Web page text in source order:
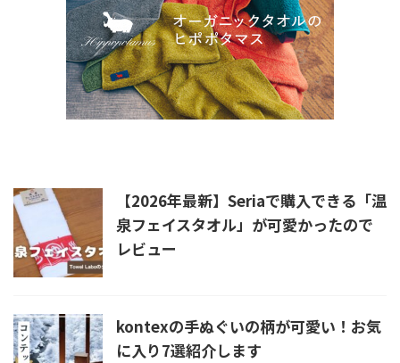
【2026年最新】Seriaで購入できる「温
泉フェイスタオル」が可愛かったので
レビュー
kontexの手ぬぐいの柄が可愛い！お気
に入り7選紹介します